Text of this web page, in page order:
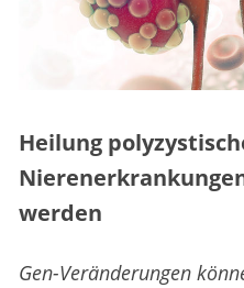
Heilung
werden
Gen-Veränderungen